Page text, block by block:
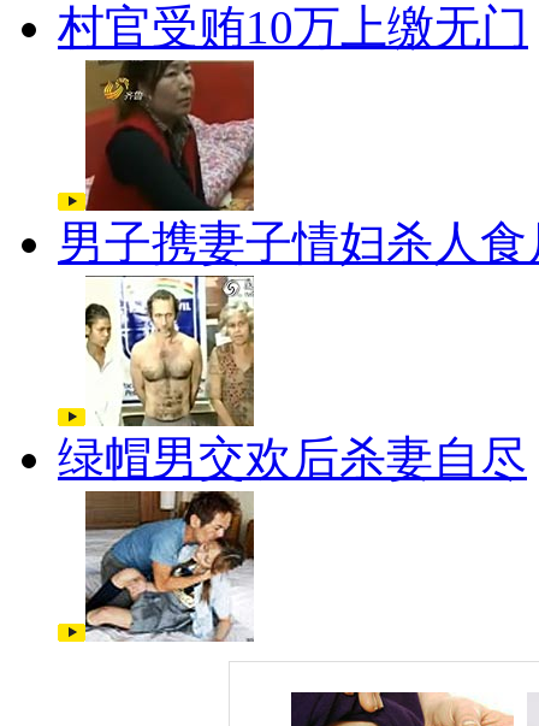
村官受贿10万上缴无门
男子携妻子情妇杀人食
绿帽男交欢后杀妻自尽